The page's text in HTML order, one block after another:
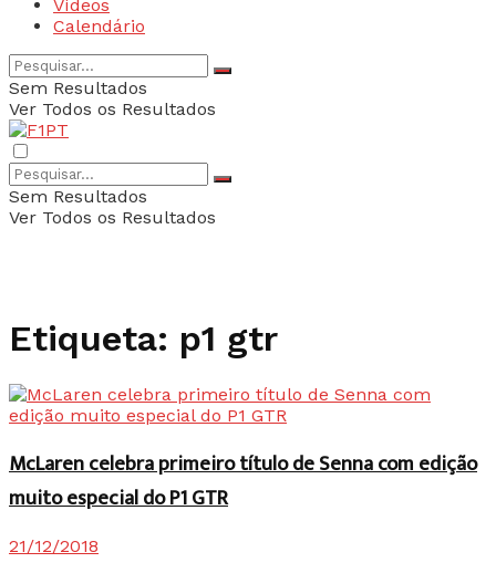
Vídeos
Calendário
Sem Resultados
Ver Todos os Resultados
Sem Resultados
Ver Todos os Resultados
Etiqueta: p1 gtr
McLaren celebra primeiro título de Senna com edição
muito especial do P1 GTR
21/12/2018